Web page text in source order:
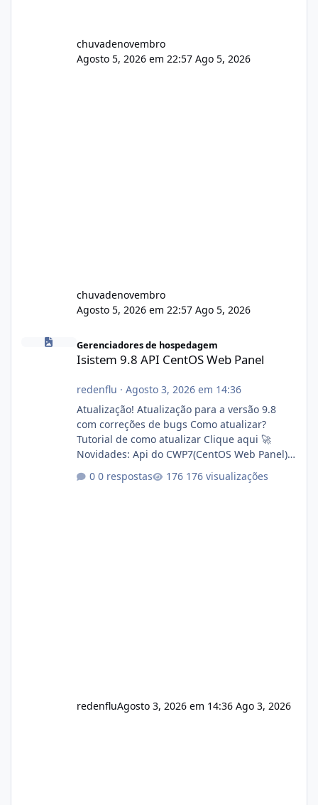
chuvadenovembro
Agosto 5, 2026 em 22:57 Ago 5, 2026
chuvadenovembro
Agosto 5, 2026 em 22:57 Ago 5, 2026
Gerenciadores de hospedagem
Isistem 9.8 API CentOS Web Panel
redenflu · Agosto 3, 2026 em 14:36
Atualização! Atualização para a versão 9.8
com correções de bugs Como atualizar?
Tutorial de como atualizar Clique aqui 🚀
Novidades: Api do CWP7(CentOS Web Panel)
autorizado a usasr o isistem:
0 respostas 176 visualizações
redenfluAgosto 3, 2026 em 14:36 Ago 3, 2026